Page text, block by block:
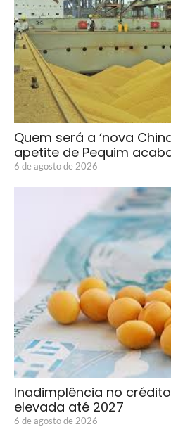
Quem será a ‘nova
apetite de Pequim
6 de agosto de 2026
Inadimplência no
elevada até 2027
6 de agosto de 2026